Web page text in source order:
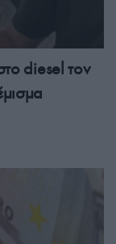
diesel τον